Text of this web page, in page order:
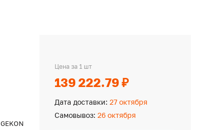
GEKON
Цена за 1 шт
139 222.79 ₽
Дата доставки: 27 октября
Самовывоз: 26 октября